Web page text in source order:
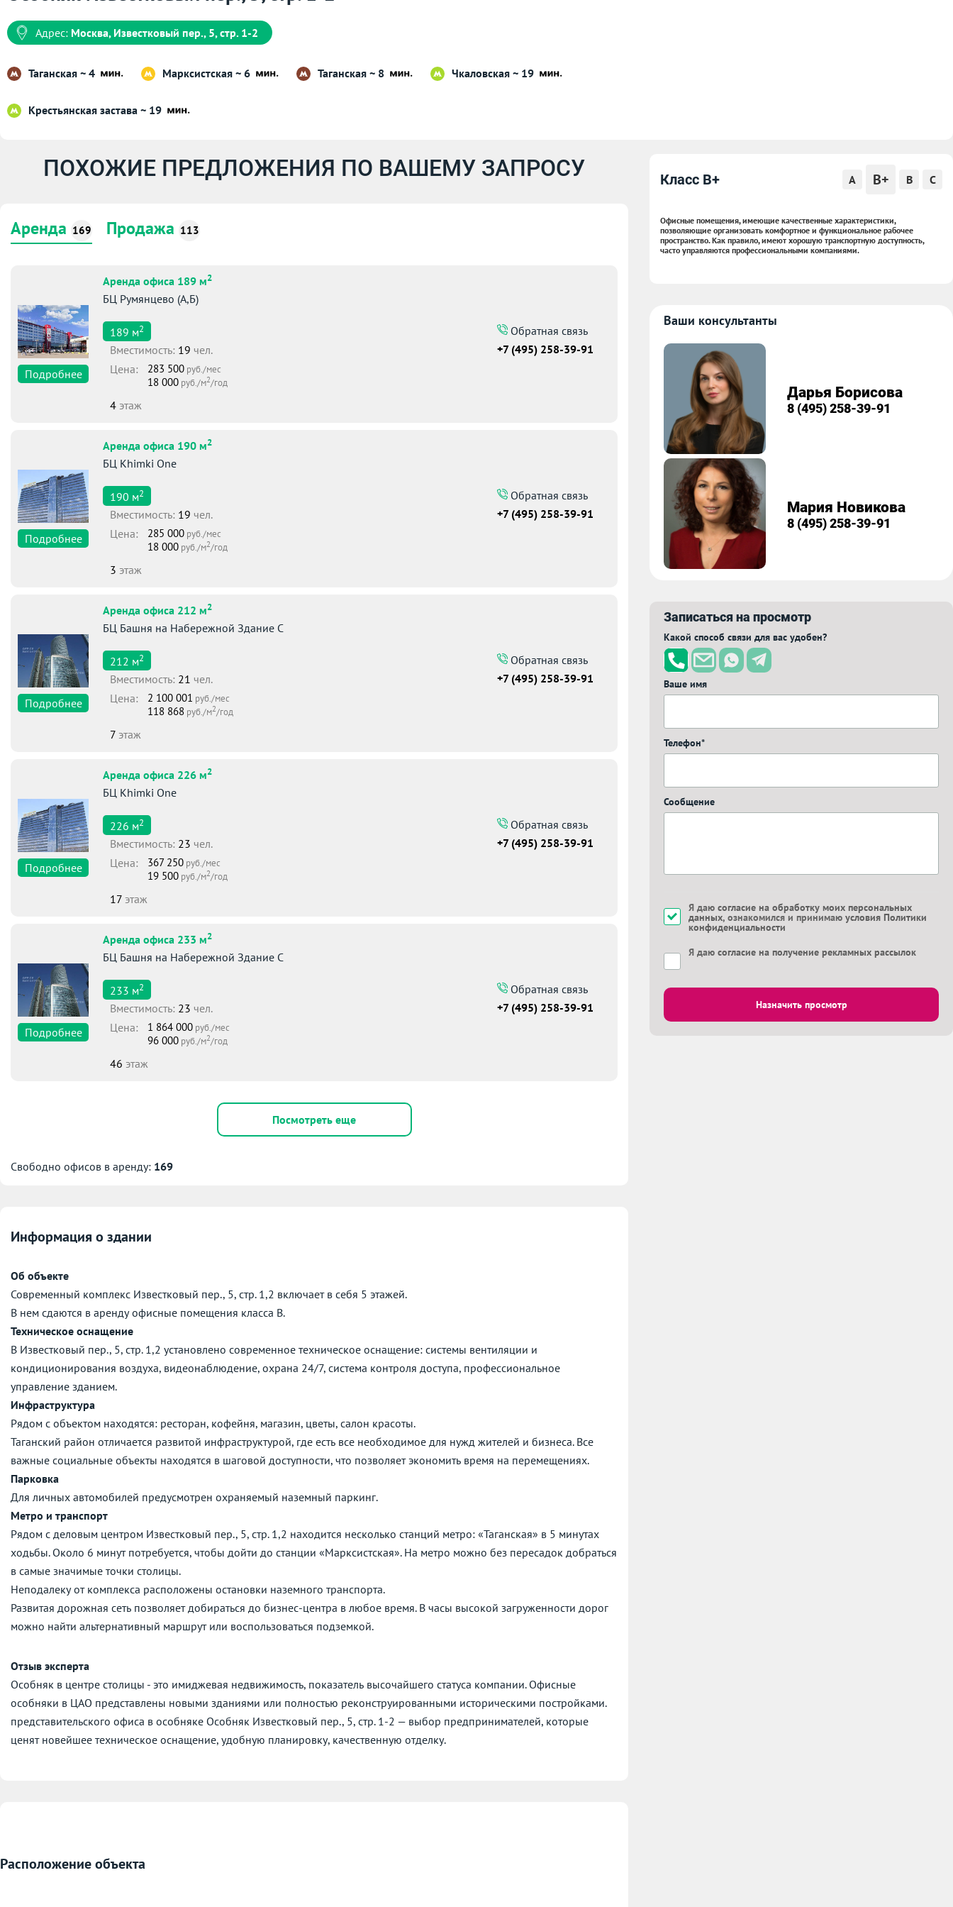
Адрес: Москва, Известковый пер., 5, стр. 1-2
Таганская ~ 4 Марксистская ~ 6 Таганская ~ 8 Чкаловская ~ 19
Крестьянская застава ~ 19
ПОХОЖИЕ ПРЕДЛОЖЕНИЯ ПО ВАШЕМУ ЗАПРОСУ
Аренда 169 Продажа 113
Подробнее
Аренда офиса 189 м2
БЦ Румянцево (А,Б)
189 м2
Вместимоcть: 19 чел.
Цена:
283 500 руб./мес
18 000 руб./м2/год
4 этаж
Обратная связь
+7 (495) 258-39-91
Подробнее
Аренда офиса 190 м2
БЦ Khimki One
190 м2
Вместимоcть: 19 чел.
Цена:
285 000 руб./мес
18 000 руб./м2/год
3 этаж
Обратная связь
+7 (495) 258-39-91
Подробнее
Аренда офиса 212 м2
БЦ Башня на Набережной Здание С
212 м2
Вместимоcть: 21 чел.
Цена:
2 100 001 руб./мес
118 868 руб./м2/год
7 этаж
Обратная связь
+7 (495) 258-39-91
Подробнее
Аренда офиса 226 м2
БЦ Khimki One
226 м2
Вместимоcть: 23 чел.
Цена:
367 250 руб./мес
19 500 руб./м2/год
17 этаж
Обратная связь
+7 (495) 258-39-91
Подробнее
Аренда офиса 233 м2
БЦ Башня на Набережной Здание С
233 м2
Вместимоcть: 23 чел.
Цена:
1 864 000 руб./мес
96 000 руб./м2/год
46 этаж
Обратная связь
+7 (495) 258-39-91
Посмотреть еще
Свободно офисов в аренду: 169
Информация о здании
Об объекте
Современный комплекс Известковый пер., 5, стр. 1,2 включает в себя 5 этажей.
В нем сдаются в аренду офисные помещения класса B.
Техническое оснащение
В Известковый пер., 5, стр. 1,2 установлено современное техническое оснащение: системы вентиляции и
кондиционирования воздуха, видеонаблюдение, охрана 24/7, система контроля доступа, профессиональное
управление зданием.
Инфраструктура
Рядом с объектом находятся: ресторан, кофейня, магазин, цветы, салон красоты.
Таганский район отличается развитой инфраструктурой, где есть все необходимое для нужд жителей и бизнеса. Все
важные социальные объекты находятся в шаговой доступности, что позволяет экономить время на перемещениях.
Парковка
Для личных автомобилей предусмотрен охраняемый наземный паркинг.
Метро и транспорт
Рядом с деловым центром Известковый пер., 5, стр. 1,2 находится несколько станций метро: «Таганская» в 5 минутах
ходьбы. Около 6 минут потребуется, чтобы дойти до станции «Марксистская». На метро можно без пересадок добраться
в самые значимые точки столицы.
Неподалеку от комплекса расположены остановки наземного транспорта.
Развитая дорожная сеть позволяет добираться до бизнес-центра в любое время. В часы высокой загруженности дорог
можно найти альтернативный маршрут или воспользоваться подземкой.
Отзыв эксперта
Особняк в центре столицы - это имиджевая недвижимость, показатель высочайшего статуса компании. Офисные
особняки в ЦАО представлены новыми зданиями или полностью реконструированными историческими постройками.
представительского офиса в особняке Особняк Известковый пер., 5, стр. 1-2 — выбор предпринимателей, которые
ценят новейшее техническое оснащение, удобную планировку, качественную отделку.
Расположение объекта
Класс B+ A B+ B C
Офисные помещения, имеющие качественные характеристики,
позволяющие организовать комфортное и функциональное рабочее
пространство. Как правило, имеют хорошую транспортную доступность,
часто управляются профессиональными компаниями.
Ваши консультанты
Дарья Борисова
8 (495) 258-39-91
Мария Новикова
8 (495) 258-39-91
Записаться на просмотр
Какой способ связи для вас удобен?
Ваше имя
Телефон*
Сообщение
Я даю согласие на обработку моих персональных
данных, ознакомился и принимаю условия Политики
конфиденциальности
Я даю согласие на получение рекламных рассылок
Назначить просмотр